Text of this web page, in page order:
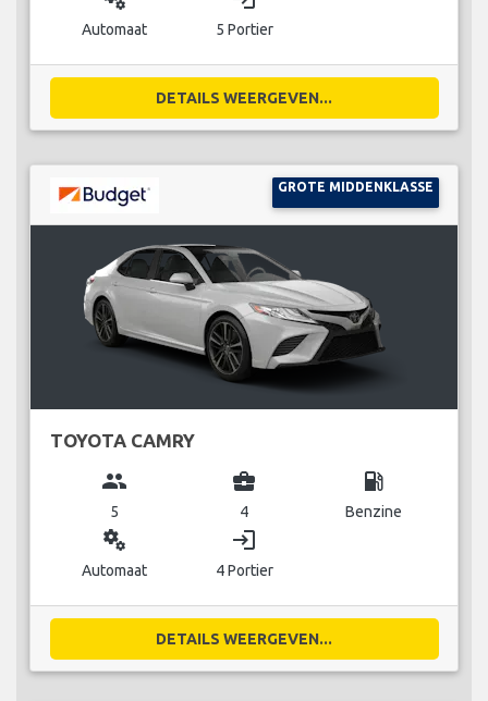
Automaat 5 Portier
DETAILS WEERGEVEN...
GROTE MIDDENKLASSE
TOYOTA CAMRY
group
5
business_center
4
local_gas_station
Benzine
miscellaneous_services
Automaat
login
4 Portier
DETAILS WEERGEVEN...